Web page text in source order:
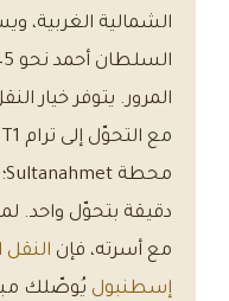
الشمالية الغربية،
دقيقة بتحوّل واحد.
مع أسرته، فإن
إسطنبول يُوصّلك